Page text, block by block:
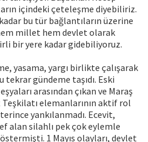
içindeki çeteleşme diyebiliriz.
bu tür bağlantıların üzerine
millet hem devlet olarak
bir yere kadar gidebiliyoruz.
yasama, yargı birlikte çalışarak
tekrar gündeme taşıdı. Eski
arasından çıkan ve Maraş
elemanlarının aktif rol
yankılanmadı. Ecevit,
alan silahlı pek çok eylemle
1 Mayıs olayları, devlet